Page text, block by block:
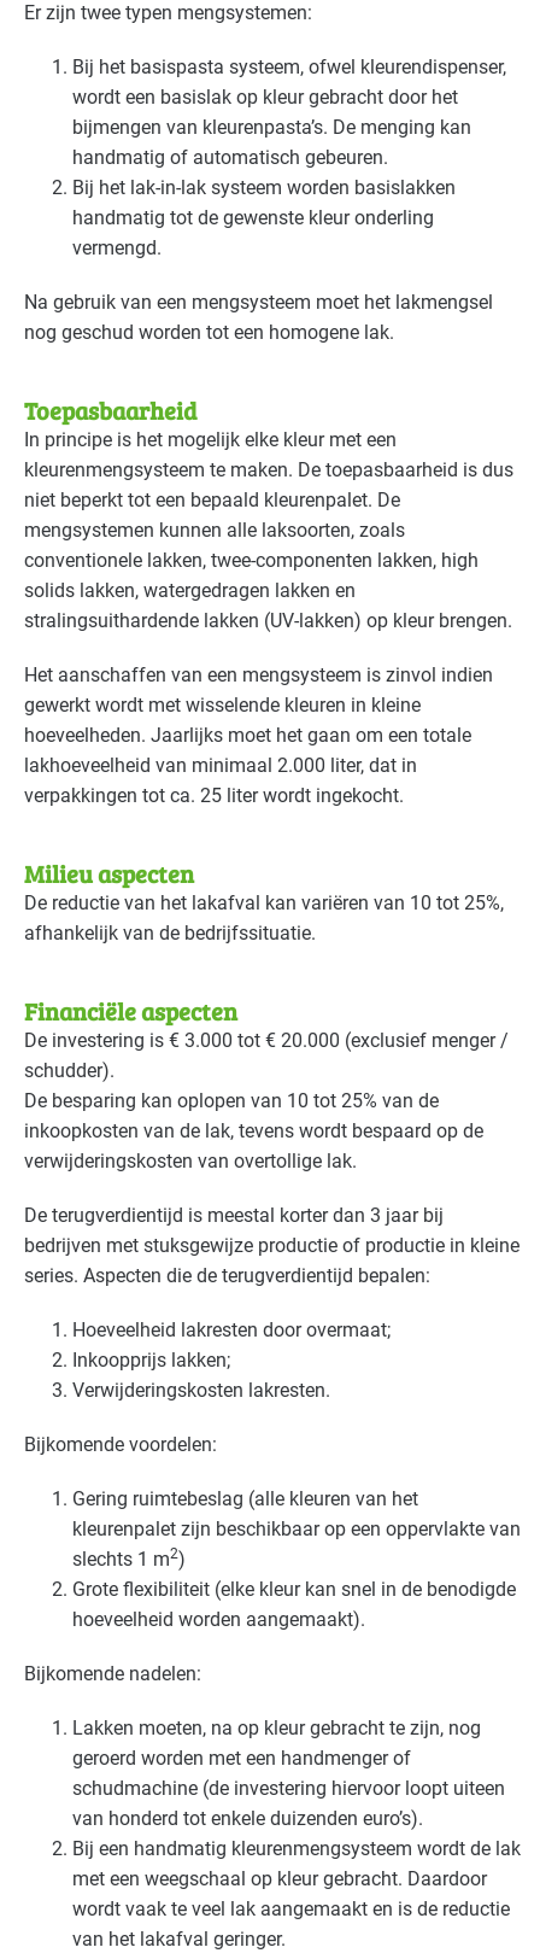
Er zijn twee typen mengsystemen:
Bij het basispasta systeem, ofwel kleurendispenser,
wordt een basislak op kleur gebracht door het
bijmengen van kleurenpasta’s. De menging kan
handmatig of automatisch gebeuren.
Bij het lak-in-lak systeem worden basislakken
handmatig tot de gewenste kleur onderling
vermengd.
Na gebruik van een mengsysteem moet het lakmengsel
nog geschud worden tot een homogene lak.
Toepasbaarheid
In principe is het mogelijk elke kleur met een
kleurenmengsysteem te maken. De toepasbaarheid is dus
niet beperkt tot een bepaald kleurenpalet. De
mengsystemen kunnen alle laksoorten, zoals
conventionele lakken, twee-componenten lakken, high
solids lakken, watergedragen lakken en
stralingsuithardende lakken (UV-lakken) op kleur brengen.
Het aanschaffen van een mengsysteem is zinvol indien
gewerkt wordt met wisselende kleuren in kleine
hoeveelheden. Jaarlijks moet het gaan om een totale
lakhoeveelheid van minimaal 2.000 liter, dat in
verpakkingen tot ca. 25 liter wordt ingekocht.
Milieu aspecten
De reductie van het lakafval kan variëren van 10 tot 25%,
afhankelijk van de bedrijfssituatie.
Financiële aspecten
De investering is € 3.000 tot € 20.000 (exclusief menger /
schudder).
De besparing kan oplopen van 10 tot 25% van de
inkoopkosten van de lak, tevens wordt bespaard op de
verwijderingskosten van overtollige lak.
De terugverdientijd is meestal korter dan 3 jaar bij
bedrijven met stuksgewijze productie of productie in kleine
series. Aspecten die de terugverdientijd bepalen:
Hoeveelheid lakresten door overmaat;
Inkoopprijs lakken;
Verwijderingskosten lakresten.
Bijkomende voordelen:
Gering ruimtebeslag (alle kleuren van het
kleurenpalet zijn beschikbaar op een oppervlakte van
slechts 1 m2)
Grote flexibiliteit (elke kleur kan snel in de benodigde
hoeveelheid worden aangemaakt).
Bijkomende nadelen:
Lakken moeten, na op kleur gebracht te zijn, nog
geroerd worden met een handmenger of
schudmachine (de investering hiervoor loopt uiteen
van honderd tot enkele duizenden euro’s).
Bij een handmatig kleurenmengsysteem wordt de lak
met een weegschaal op kleur gebracht. Daardoor
wordt vaak te veel lak aangemaakt en is de reductie
van het lakafval geringer.